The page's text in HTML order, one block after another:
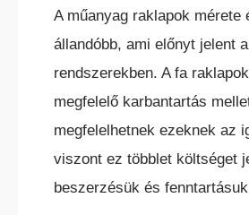
A műanyag raklapok mérete
állandóbb, ami előnyt jelent
rendszerekben. A fa
megfelelő karbantartás
megfelelhetnek ezeknek az
viszont ez többlet költséget
beszerzésük és